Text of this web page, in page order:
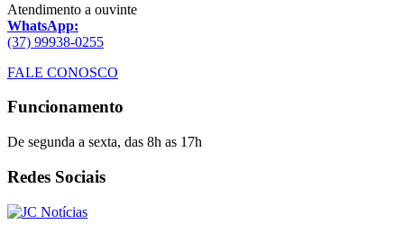
Atendimento a ouvinte
WhatsApp:
(37) 99938-0255
FALE CONOSCO
Funcionamento
De segunda a sexta, das 8h as 17h
Redes Sociais